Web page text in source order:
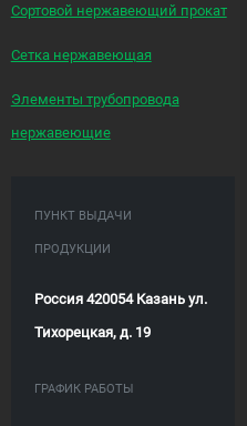
Сортовой нержавеющий прокат
Сетка нержавеющая
Элементы трубопровода
нержавеющие
ПУНКТ ВЫДАЧИ
ПРОДУКЦИИ
Россия 420054 Казань ул.
Тихорецкая, д. 19
ГРАФИК РАБОТЫ